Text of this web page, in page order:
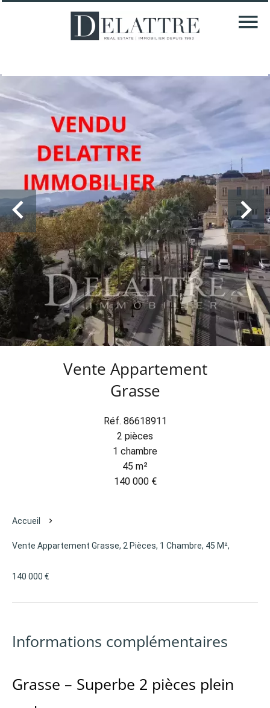
Vente Appartement
Grasse
Réf. 86618911
2 pièces
1 chambre
45 m²
140 000 €
Accueil
Vente Appartement Grasse, 2 Pièces, 1 Chambre, 45 M²,
140 000 €
Informations complémentaires
Grasse – Superbe 2 pièces plein